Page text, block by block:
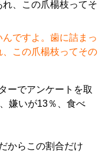
ですよ。歯に詰まっ
この爪楊枝ってその
ーでアンケートを取
嫌いが13％、食べ
からこの割合だけ